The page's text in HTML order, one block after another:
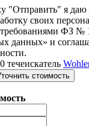
"Отправить" я даю
своих
требованиями ФЗ №
данных» и
стоимость